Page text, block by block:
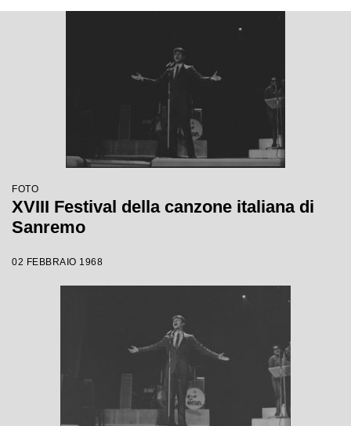
FOTO
XVIII Festival della canzone italiana di
Sanremo
02 FEBBRAIO 1968